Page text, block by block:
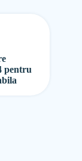
pentru